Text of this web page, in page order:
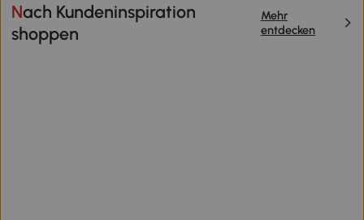
Nach Kundeninspiration
shoppen
Mehr
entdecken